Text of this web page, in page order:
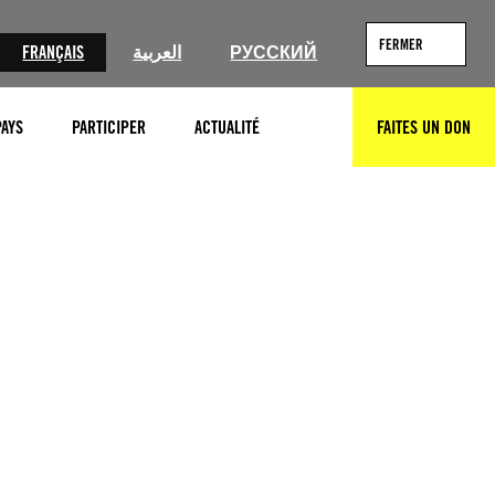
FRANÇAIS العربية РУССКИЙ FERMER
PARTICIPER ACTUALITÉ RECHERCHERFAITES UN DON